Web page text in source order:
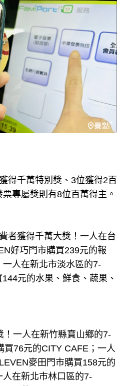
得千萬特別獎、3位獲得2百
專屬獎則有8位百萬得主。
者獲得千萬大獎！一人在台
好巧門市購買239元的報
人在新北市淡水區的7-
元的水果、鮮食、蔬果、
！一人在新竹縣寶山鄉的7-
買76元的CITY CAFE；一人
麥田門市購買158元的
在新北市林口區的7-